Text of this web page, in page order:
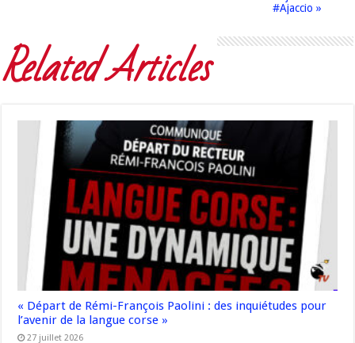
#Ajaccio »
Related Articles
« Départ de Rémi-François Paolini : des inquiétudes pour
l’avenir de la langue corse »
27 juillet 2026